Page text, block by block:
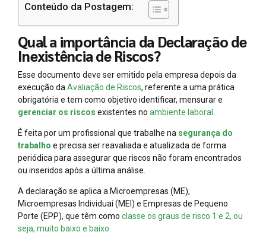
Conteúdo da Postagem:
Qual a importância da Declaração de
Inexistência de Riscos?
Esse documento deve ser emitido pela empresa depois da
execução da Avaliação de Riscos, referente a uma prática
obrigatória e tem como objetivo identificar, mensurar e
gerenciar os riscos existentes no ambiente laboral
É feita por um profissional que trabalhe na segurança do
trabalho e precisa ser reavaliada e atualizada de forma
periódica para assegurar que riscos não foram encontrados
ou inseridos após a última análise.
A declaração se aplica a Microempresas (ME),
Microempresas Individuai (MEI) e Empresas de Pequeno
Porte (EPP), que têm como classe os graus de risco 1 e 2, ou
seja, muito baixo e baixo